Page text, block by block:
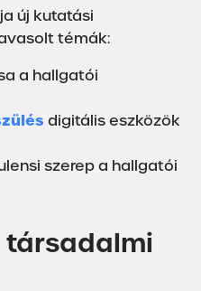
új kutatási
témák:
a hallgatói
digitális eszközök
szerep a hallgatói
társadalmi